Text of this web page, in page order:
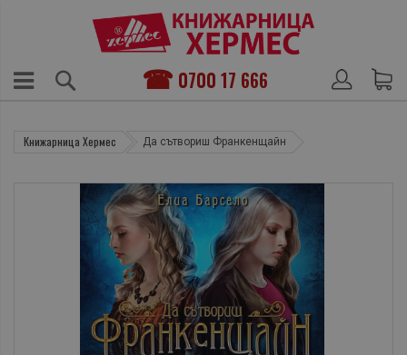
0700 17 666
Книжарница Хермес Да сътвориш Франкенщайн